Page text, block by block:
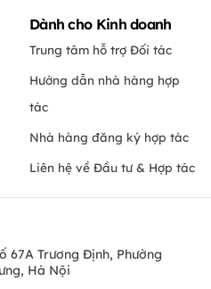
Dành cho Kinh doanh
Trung tâm hỗ trợ Đối tác
Hướng dẫn nhà hàng hợp
tác
Nhà hàng đăng ký hợp tác
Liên hệ về Đầu tư & Hợp tác
67A Trương Định, Phường
Hà Nội